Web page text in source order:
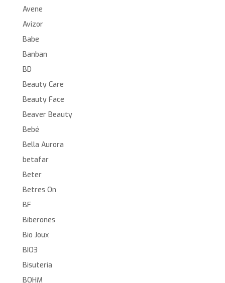
Avene
Avizor
Babe
Banban
BD
Beauty Care
Beauty Face
Beaver Beauty
Bebé
Bella Aurora
betafar
Beter
Betres On
BF
Biberones
Bio Joux
BIO3
Bisuteria
BOHM